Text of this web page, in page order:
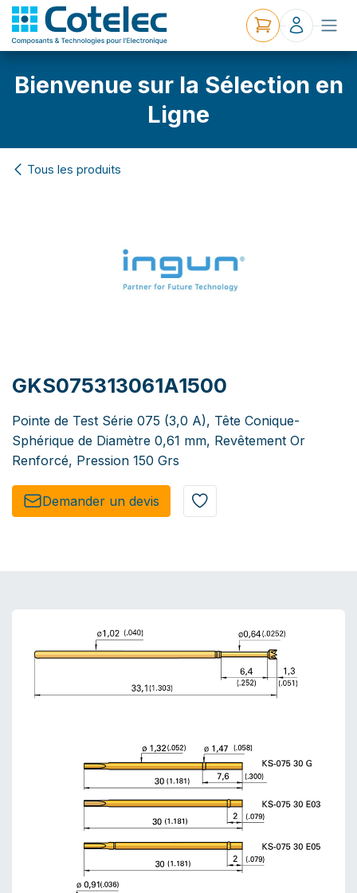
Bienvenue sur la Sélection en
Ligne
Tous les produits
GKS075313061A1500
Pointe de Test Série 075 (3,0 A), Tête Conique-
Sphérique de Diamètre 0,61 mm, Revêtement Or
Renforcé, Pression 150 Grs
Demander un de​​vis​​